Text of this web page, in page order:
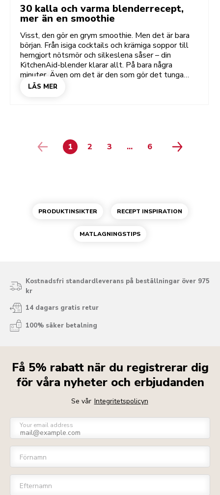
30 kalla och varma blenderrecept,
mer än en smoothie
Visst, den gör en grym smoothie. Men det är bara
början. Från isiga cocktails och krämiga soppor till
hemgjort nötsmör och silkeslena såser – din
KitchenAid-blender klarar allt. På bara några
minuter. Även om det är den som gör det tunga
jobbet bestämmer du över texturen. Hela tiden. Är
LÄS MER
PAGE
1 PAGE
2 PAGE
3 page 4
page 5
... PAGE
6
PRODUKTINSIKTER RECEPT INSPIRATION
MATLAGNINGSTIPS
Kostnadsfri standardleverans på beställningar över 975
kr
14 dagars gratis retur
100% säker betalning
Få 5% rabatt när du registrerar dig
för våra nyheter och erbjudanden
Se vår Integritetspolicyn
Your email address
Förnamn
Efternamn